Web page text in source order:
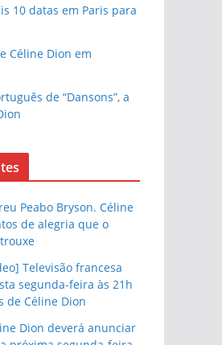
10 datas em Paris para
Céline Dion em
de “Dansons”, a
Peabo Bryson. Céline
de alegria que o
Televisão francesa
segunda-feira às 21h
de Céline Dion
Dion deverá anunciar